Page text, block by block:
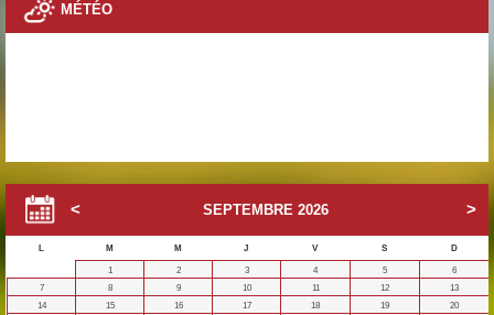
MÉTÉO
SEPTEMBRE 2026
L M M J V S
D
1
2 3 4 5
6
7
8 9 10 11 12
13
14
15 16 17 18 19
20